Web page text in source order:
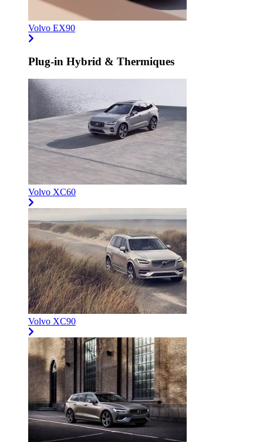
Volvo EX90
Plug-in Hybrid & Thermiques
Volvo XC60
Volvo XC90